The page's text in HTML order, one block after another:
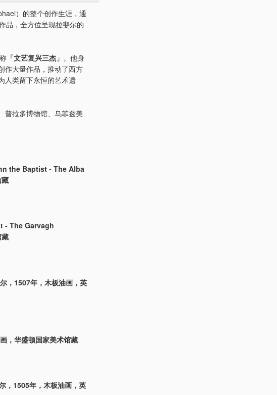
）的整个创作生涯，通
品，全方位呈现拉斐尔的
「文艺复兴三杰」 。他身
作大量作品，推动了西方
人类留下永恒的艺术遗
普拉多博物馆、乌菲兹美
the Baptist - The Alba
- The Garvagh
，1507年，木板油画，英
，华盛顿国家美术馆藏
，1505年，木板油画，英